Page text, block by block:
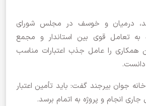
درمیان و خوسف در مجلس شورای
به تعامل قوی بین استاندار و مجمع
همکاری را عامل جذب اعتبارات مناسب
جوان بیرجند گفت: باید تأمین اعتبار
انجام و پروژه‌ به اتمام برسد.